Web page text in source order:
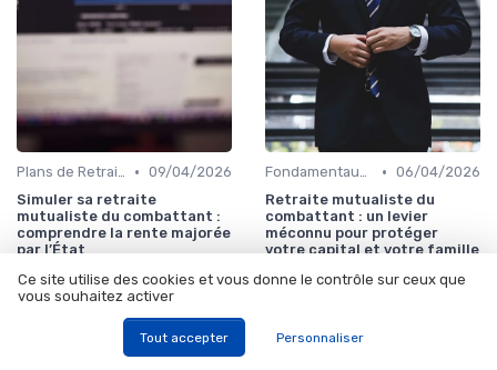
Plans de Retraite et Pensions • 09/04/2026
Simuler sa retraite
mutualiste du combattant :
comprendre la rente majorée
par l’État
Fondamentaux de la Finance • 06/04/2026
Retraite mutualiste du
combattant : un levier
méconnu pour protéger
votre capital et votre famille
Ce site utilise des cookies et vous donne le contrôle sur ceux que
vous souhaitez activer
Tout accepter Personnaliser